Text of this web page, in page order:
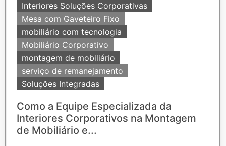
Interiores Soluções Corporativas
Mesa com Gaveteiro Fixo
mobiliário com tecnologia
Mobiliário Corporativo
montagem de mobiliário
serviço de remanejamento
Soluções Integradas
Como a Equipe Especializada da
Interiores Corporativos na Montagem
de Mobiliário e...